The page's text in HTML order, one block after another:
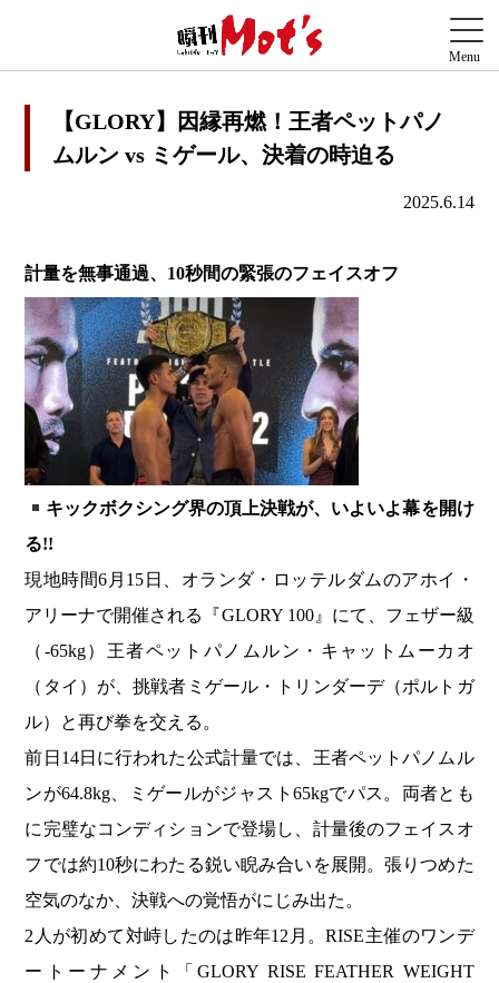
【GLORY】因縁再燃！王者ペットパノ
ムルン vs ミゲール、決着の時迫る
2025.6.14
計量を無事通過、10秒間の緊張のフェイスオフ
キックボクシング界の頂上決戦が、いよいよ幕を開け
る!!
現地時間6月15日、オランダ・ロッテルダムのアホイ・
アリーナで開催される『GLORY 100』にて、フェザー級
（-65kg）王者ペットパノムルン・キャットムーカオ
（タイ）が、挑戦者ミゲール・トリンダーデ（ポルトガ
ル）と再び拳を交える。
前日14日に行われた公式計量では、王者ペットパノムル
ンが64.8kg、ミゲールがジャスト65kgでパス。両者とも
に完璧なコンディションで登場し、計量後のフェイスオ
フでは約10秒にわたる鋭い睨み合いを展開。張りつめた
空気のなか、決戦への覚悟がにじみ出た。
2人が初めて対峙したのは昨年12月。RISE主催のワンデ
ートーナメント「GLORY RISE FEATHER WEIGHT